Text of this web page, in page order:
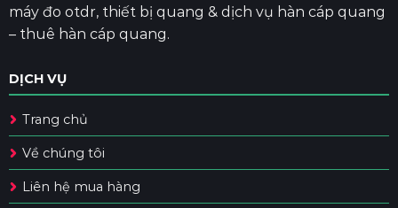
máy đo otdr, thiết bị quang & dịch vụ hàn cáp quang
– thuê hàn cáp quang.
DỊCH VỤ
Trang chủ
Về chúng tôi
Liên hệ mua hàng